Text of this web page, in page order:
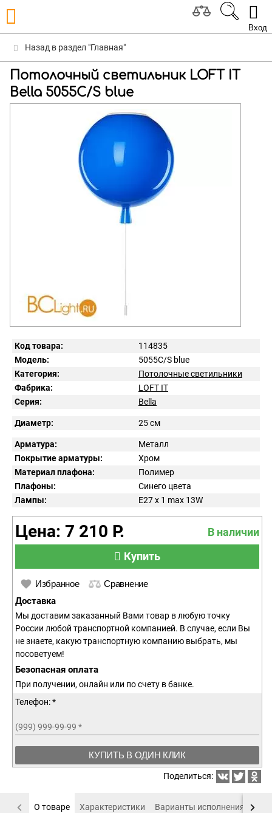
Вход
Назад в раздел "Главная"
Потолочный светильник LOFT IT
Bella 5055C/S blue
Код товара:
114835
Модель:
5055C/S blue
Категория:
Потолочные светильники
Фабрика:
LOFT IT
Серия:
Bella
Диаметр: 25 см
Арматура:
Металл
Покрытие арматуры:
Хром
Материал плафона:
Полимер
Плафоны:
Синего цвета
Лампы:
E27 x 1 max 13W
Цена: 7 210 Р.
В наличии
Купить
Избранное Сравнение
Доставка
Мы доставим заказанный Вами товар в любую точку
России любой транспортной компанией. В случае, если Вы
не знаете, какую транспортную компанию выбрать, мы
посоветуем!
Безопасная оплата
При получении, онлайн или по счету в банке.
Телефон: *
(999) 999-99-99 *
КУПИТЬ В ОДИН КЛИК
Поделиться:
О товаре Характеристики Варианты исполнения